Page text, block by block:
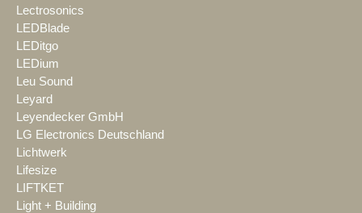
Lectrosonics
LEDBlade
LEDitgo
LEDium
Leu Sound
Leyard
Leyendecker GmbH
LG Electronics Deutschland
Lichtwerk
Lifesize
LIFTKET
Light + Building